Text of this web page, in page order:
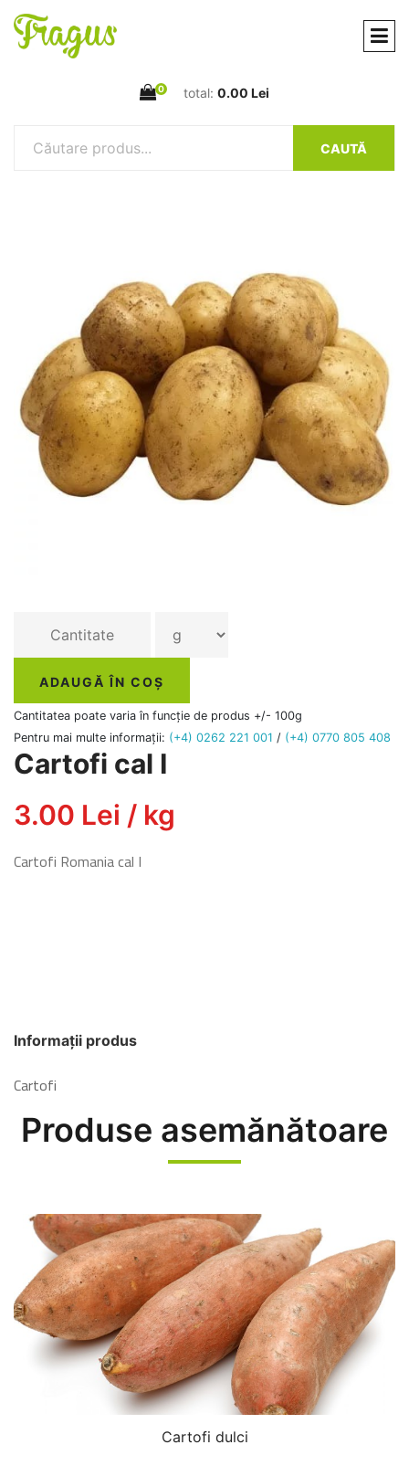
0 total: 0.00 Lei
CAUTĂ
ADAUGĂ ÎN COȘ
Cantitatea poate varia în funcție de produs +/- 100g
Pentru mai multe informații: (+4) 0262 221 001 / (+4) 0770 805 408
Cartofi cal I
3.00 Lei / kg
Cartofi Romania cal I
Informații produs
Cartofi
Produse asemănătoare
Cartofi dulci